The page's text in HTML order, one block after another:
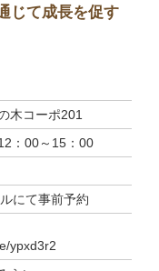
じて成長を促す
木コーポ201
：00～15：00
にて事前予約
ypxd3r2